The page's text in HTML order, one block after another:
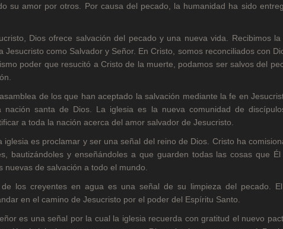
su amor por otros. Por causa del pecado, la humanidad ha sido
Dios ofrece salvación del pecado y una nueva vida. Recibimos
Jesucristo como Salvador y Señor. En Cristo, somos reconciliados con
poder que resucitó a Cristo de la muerte, podamos ser salvos del
de los que han aceptado la salvación mediante la fe en
santa de Dios. La iglesia es la nueva comunidad de
a toda la nación acerca del amor salvador de Jesucristo.
iglesia es proclamar y ser una señal del reino de Dios. Cristo ha
bautizándoles y enseñándoles a que guarden todas las cosas que
de salvación a todo el mundo.
los creyentes en agua es una señal de su limpieza del pecado.
en el camino de Jesucristo por el poder del Espíritu Santo.
es una señal por la cual la iglesia recuerda con gratitud el nuevo